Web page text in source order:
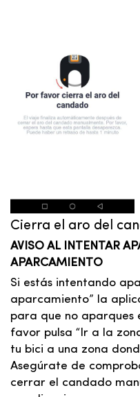
Cierra el aro del
AVISO AL INTENTAR
APARCAMIENTO
Si estás intentando
aparcamiento” la
para que no aparques
favor pulsa “Ir a la
tu bici a una zona
Asegúrate de
cerrar el candado